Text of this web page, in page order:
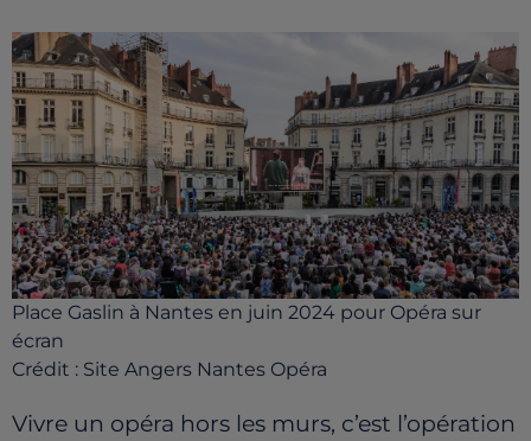
Place Gaslin à Nantes en juin 2024 pour Opéra sur
écran
Crédit : Site Angers Nantes Opéra
Vivre un opéra hors les murs, c’est l’opération